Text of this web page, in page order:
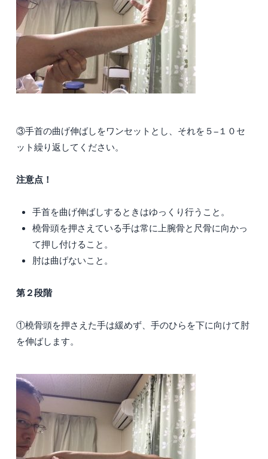
③手首の曲げ伸ばしをワンセットとし、それを５−１０セ
ット繰り返してください。
注意点！
手首を曲げ伸ばしするときはゆっくり行うこと。
橈骨頭を押さえている手は常に上腕骨と尺骨に向かっ
て押し付けること。
肘は曲げないこと。
第２段階
①橈骨頭を押さえた手は緩めず、手のひらを下に向けて肘
を伸ばします。